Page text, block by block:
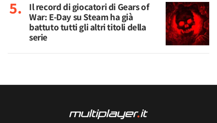
Il record di giocatori di Gears of
War: E-Day su Steam ha già
battuto tutti gli altri titoli della
serie